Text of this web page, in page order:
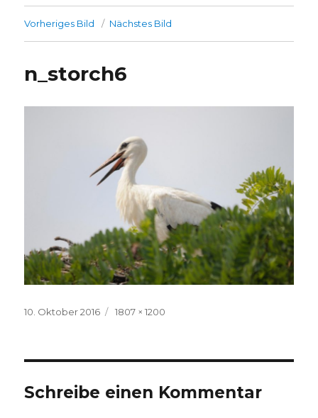
Vorheriges Bild Nächstes Bild
n_storch6
Veröffentlicht
10. Oktober 2016
Volle
1807 × 1200
Schreibe einen Kommentar